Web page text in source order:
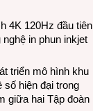
4K 120Hz đầu tiên
in phun inkjet
triển mô hình khu
số hiện đại trong
giữa hai Tập đoàn